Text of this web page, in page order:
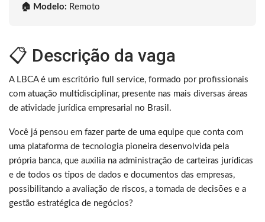
🏠 Modelo: Remoto
📋 Descrição da vaga
A LBCA é um escritório full service, formado por profissionais
com atuação multidisciplinar, presente nas mais diversas áreas
de atividade jurídica empresarial no Brasil.
Você já pensou em fazer parte de uma equipe que conta com
uma plataforma de tecnologia pioneira desenvolvida pela
própria banca, que auxilia na administração de carteiras jurídicas
e de todos os tipos de dados e documentos das empresas,
possibilitando a avaliação de riscos, a tomada de decisões e a
gestão estratégica de negócios?